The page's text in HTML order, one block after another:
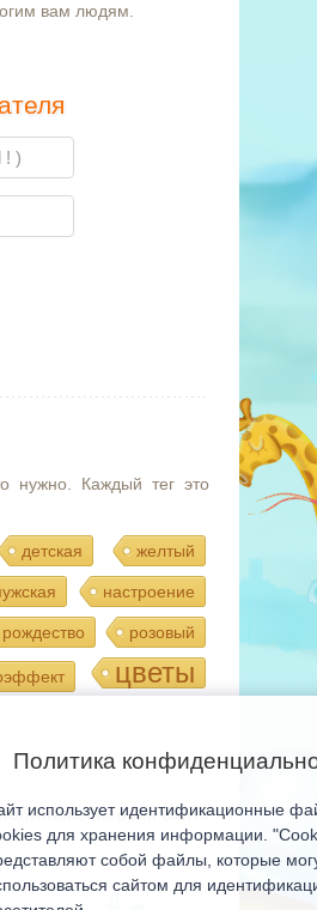
вам людям.
нужно. Каждый тег это
детская желтый
настроение
рождество розовый
цветы
версия сайта
Политика
использует идентификационные
для хранения информации.
собой файлы, которые
сайтом для